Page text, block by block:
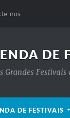
nos
DE
Grandes
DE FESTIVAIS